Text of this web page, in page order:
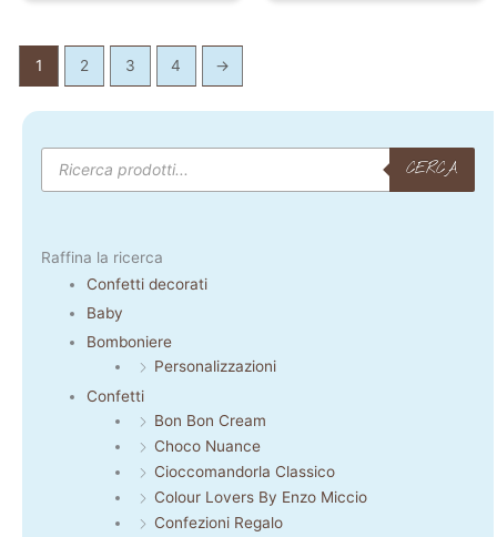
1 2 3 4 →
Products
search
CERCA
Raffina la ricerca
Confetti decorati
Baby
Bomboniere
Personalizzazioni
Confetti
Bon Bon Cream
Choco Nuance
Cioccomandorla Classico
Colour Lovers By Enzo Miccio
Confezioni Regalo